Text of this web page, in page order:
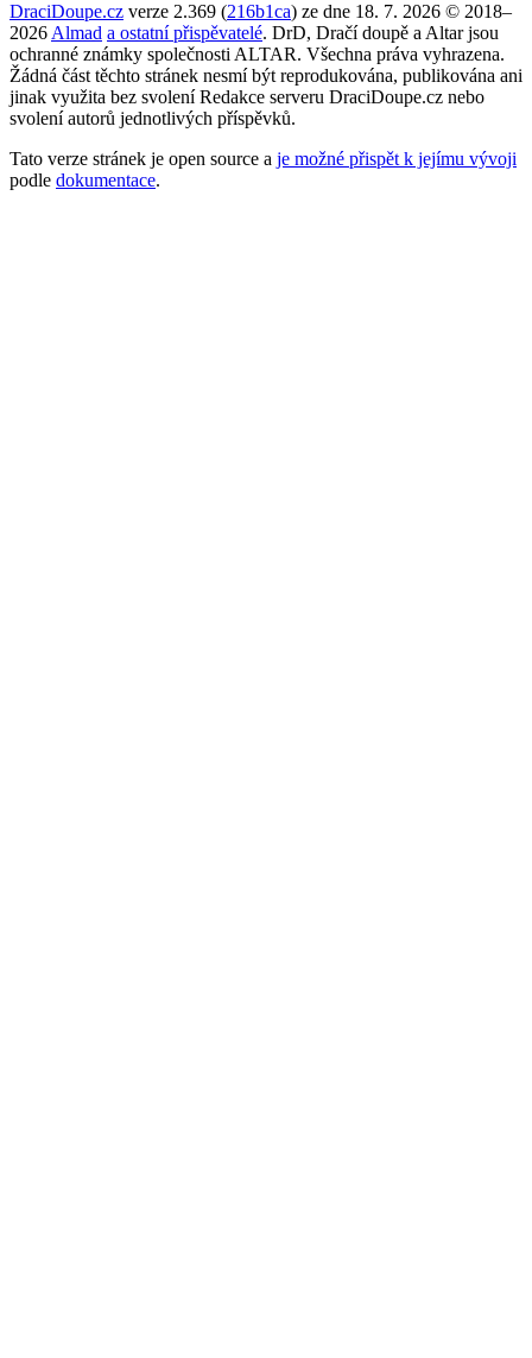
DraciDoupe.cz verze 2.369 (216b1ca) ze dne 18. 7. 2026 © 2018–
2026 Almad a ostatní přispěvatelé. DrD, Dračí doupě a Altar jsou
ochranné známky společnosti ALTAR. Všechna práva vyhrazena.
Žádná část těchto stránek nesmí být reprodukována, publikována ani
jinak využita bez svolení Redakce serveru DraciDoupe.cz nebo
svolení autorů jednotlivých příspěvků.
Tato verze stránek je open source a je možné přispět k jejímu vývoji
podle dokumentace.